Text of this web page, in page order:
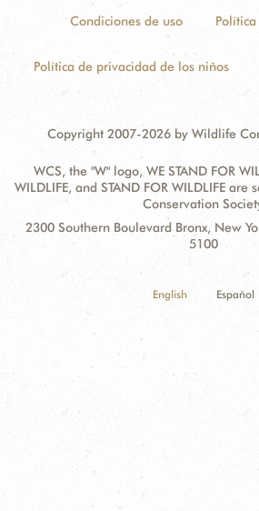
Condiciones de uso
Política de privacidad de los niños
Copyright 2007-2026 by Wildlife
WCS, the "W" logo, WE STAND FOR
WILDLIFE, and STAND FOR WILDLIFE
Conservation
Contact
Address:
2300 Southern Boulevard Bronx, New
5100
English Español